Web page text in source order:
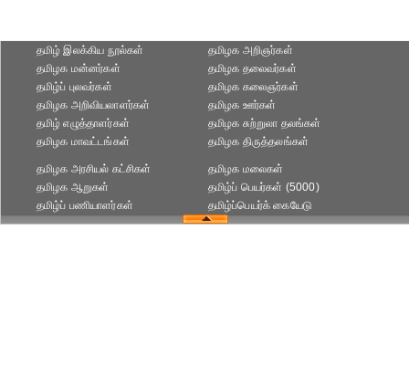
தமிழ் இலக்கிய நூல்கள்
தமிழக மன்னர்கள்
தமிழ்ப் புலவர்கள்
தமிழக அறிஞர்கள்
தமிழக தலைவர்கள்
தமிழக கலைஞர்கள்
தமிழக அறிவியலாளர்கள்‎
தமிழ் எழுத்தாளர்கள்
தமிழக மாவட்டங்கள்
தமிழக ஊர்கள்
தமிழக சுற்றுலா தலங்கள்
தமிழக திருத்தலங்கள்
தமிழக அரசியல் கட்சிகள்
தமிழக ஆறுகள்
தமிழ்ப் பணியாளர்கள்
தமிழக மலைகள்
தமிழ்ப் பெயர்கள் (5000)
தமிழ்ப்பெயர்க் கையேடு